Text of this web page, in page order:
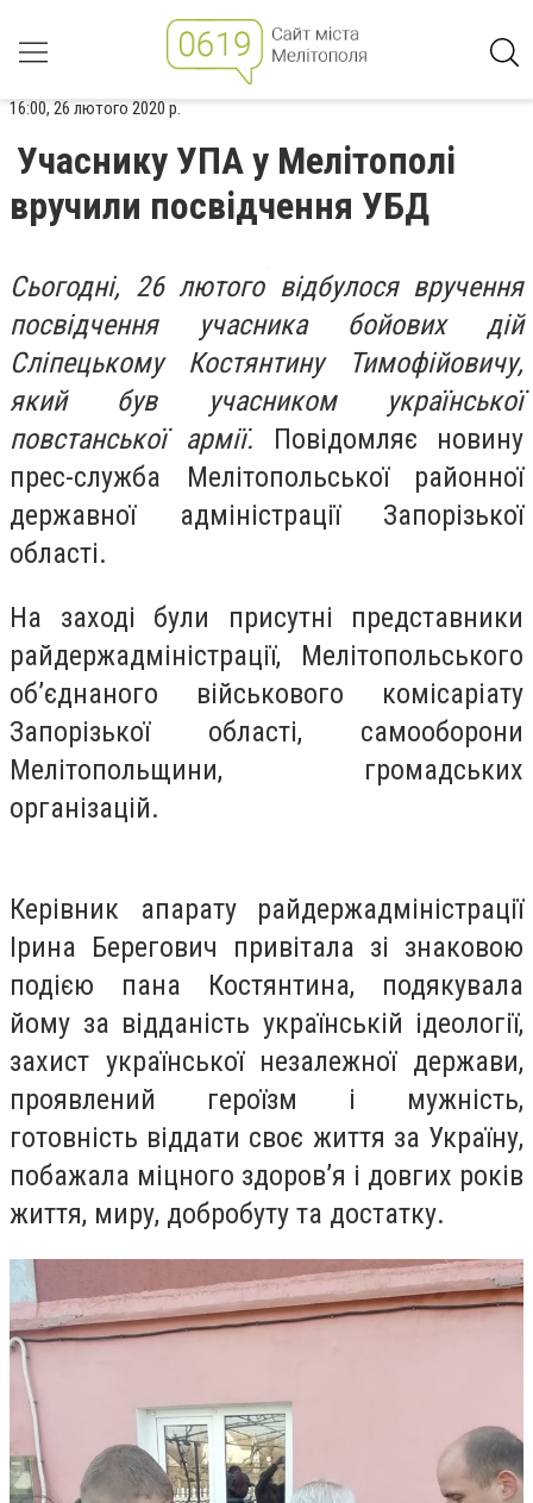
16:00, 26 лютого 2020 р.
Учаснику УПА у Мелітополі
вручили посвідчення УБД
Сьогодні, 26 лютого відбулося вручення
посвідчення учасника бойових дій
Сліпецькому Костянтину Тимофійовичу,
який був учасником української
повстанської армії. Повідомляє новину
прес-служба Мелітопольської районної
державної адміністрації Запорізької
області.
На заході були присутні представники
райдержадміністрації, Мелітопольського
об’єднаного військового комісаріату
Запорізької області, самооборони
Мелітопольщини, громадських
організацій.
Керівник апарату райдержадміністрації
Ірина Берегович привітала зі знаковою
подією пана Костянтина, подякувала
йому за відданість українській ідеології,
захист української незалежної держави,
проявлений героїзм і мужність,
готовність віддати своє життя за Україну,
побажала міцного здоров’я і довгих років
життя, миру, добробуту та достатку.